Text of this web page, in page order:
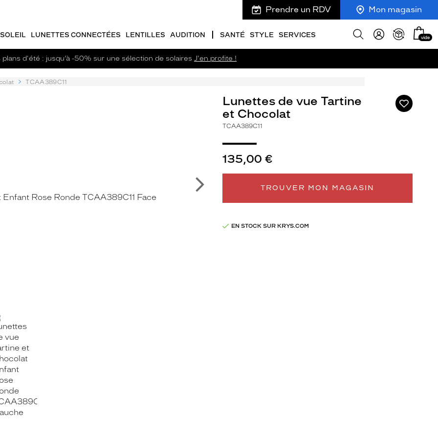
Prendre un RDV Mon magasin
LUNETTES CONNECTÉES LENTILLES AUDITION SANTÉ STYLE SERVICES
Afficher
Mon
panier
vide
plans d'été : jusqu’à -50% sur une sélection de solaires J'en profite !
TCAA389C11
Ajouter
à
Suivant
Lunettes de vue Tartine
et Chocolat
TCAA389C11
135,00 €
TROUVER MON MAGASIN
EN STOCK SUR KRYS.COM